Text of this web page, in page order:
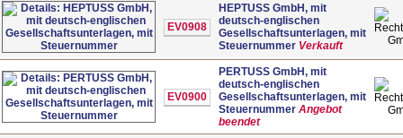
EV0908
HEPTUSS GmbH, mit
deutsch-englischen
Gesellschaftsunterlagen, mit
Steuernummer Verkauft
EV0900
PERTUSS GmbH, mit
deutsch-englischen
Gesellschaftsunterlagen, mit
Steuernummer Angebot
beendet